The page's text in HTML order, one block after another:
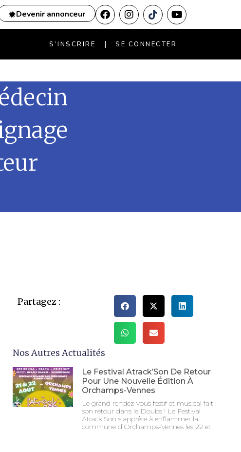
Devenir annonceur
S’INSCRIRE SE CONNECTER
Partagez :
Nos Autres Actualités
Le Festival Atrack’Son De Retour
Pour Une Nouvelle Édition À
Orchamps-Vennes
Le grand rendez-vous festif et musical fait
son retour dans le Doubs ! Le Festival
Atrack’Son s’apprête à enflammer la
commune d’Orchamps-Vennes les 22 et